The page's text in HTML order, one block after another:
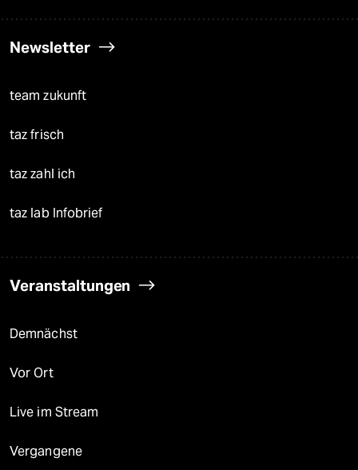
Newsletter
team zukunft
taz frisch
taz zahl ich
taz lab Infobrief
Veranstaltungen
Demnächst
Vor Ort
Live im Stream
Vergangene